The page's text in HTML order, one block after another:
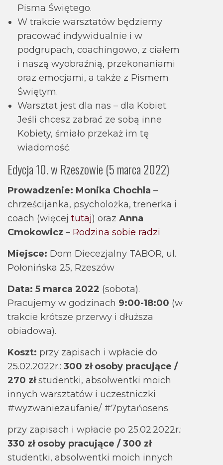
Pisma Świętego.
W trakcie warsztatów będziemy
pracować indywidualnie i w
podgrupach, coachingowo, z ciałem
i naszą wyobraźnią, przekonaniami
oraz emocjami, a także z Pismem
Świętym.
Warsztat jest dla nas – dla Kobiet.
Jeśli chcesz zabrać ze sobą inne
Kobiety, śmiało przekaż im tę
wiadomość.
Edycja 10. w Rzeszowie (5 marca 2022)
Prowadzenie: Monika Chochla –
chrześcijanka, psycholożka, trenerka i
coach (więcej tutaj) oraz Anna
Cmokowicz – Rodzina sobie radzi
Miejsce: Dom Diecezjalny TABOR, ul.
Połonińska 25, Rzeszów
Data: 5 marca 2022 (sobota).
Pracujemy w godzinach 9:00-18:00 (w
trakcie krótsze przerwy i dłuższa
obiadowa).
Koszt: przy zapisach i wpłacie do
25.02.2022r.: 300 zł osoby pracujące /
270 złstudentki, absolwentki moich
innych warsztatów i uczestniczki
#wyzwaniezaufanie/ #7pytańosens
przy zapisach i wpłacie po 25.02.2022r.:
330 zł osoby pracujące / 300 zł
studentki, absolwentki moich innych